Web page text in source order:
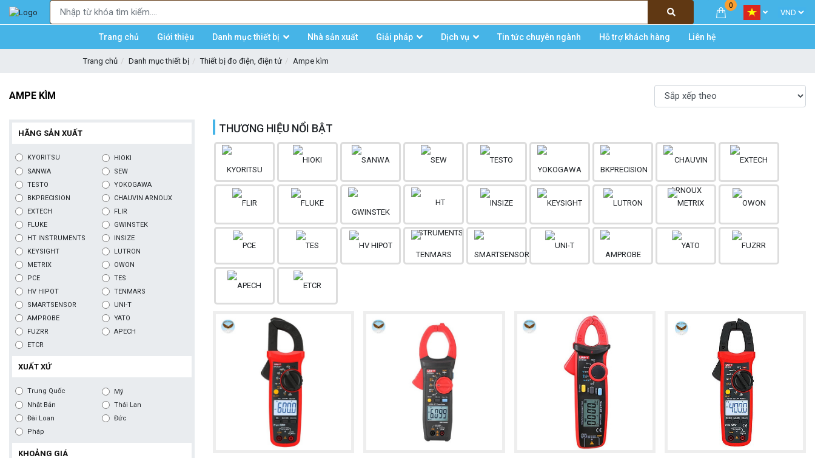
0
Trang chủ Giới thiệu Danh mục thiết bị Nhà sản xuất Giải pháp Dịch vụ Tin tức chuyên ngành Hỗ trợ khách hàng Liên hệ
Trang chủ Danh mục thiết bị Thiết bị đo điện, điện tử Ampe kìm
AMPE KÌM
THƯƠNG HIỆU NỔI BẬT
HÃNG SẢN XUẤT
KYORITSU
HIOKI
SANWA
SEW
TESTO
YOKOGAWA
BKPRECISION
CHAUVIN ARNOUX
EXTECH
FLIR
FLUKE
GWINSTEK
HT INSTRUMENTS
INSIZE
KEYSIGHT
LUTRON
METRIX
OWON
PCE
TES
HV HIPOT
TENMARS
SMARTSENSOR
UNI-T
AMPROBE
YATO
FUZRR
APECH
ETCR
XUẤT XỨ
Trung Quốc
Mỹ
Nhật Bản
Thái Lan
Đài Loan
Đức
Pháp
KHOẢNG GIÁ